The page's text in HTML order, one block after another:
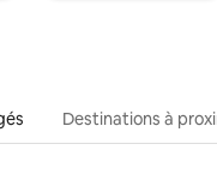
Destinations à